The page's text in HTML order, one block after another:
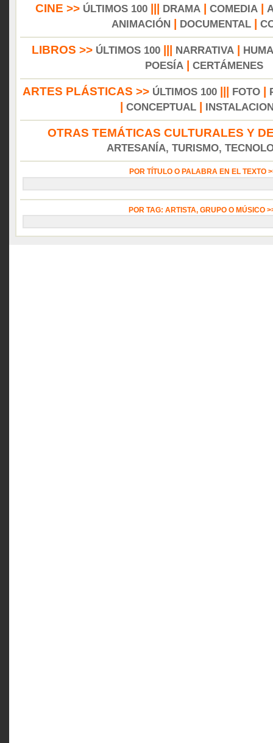
CINE >> ÚLTIMOS 100 DRAMA COMEDIA
ANIMACIÓN
DOCUMENTAL|
LIBROS >> ÚLTIMOS 100 NARRATIVA
POESÍA| CERTÁMENES
ARTES PLÁSTICAS >> ÚLTIMOS 100 FOTO
CONCEPTUAL
OTRAS TEMÁTICAS CULTURALES Y
ARTESANÍA, TURISMO,
POR TÍTULO O PALABRA EN EL TEXTO
POR TAG: ARTISTA, GRUPO O MÚSICO